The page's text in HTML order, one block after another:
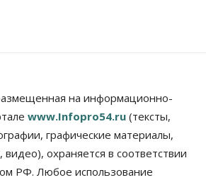
дети: в десяти
области введут
на информационно-
www.Infopro54.ru (тексты,
графические материалы,
охраняется в соответствии
РФ. Любое использование